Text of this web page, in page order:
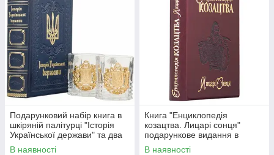
Подарунковий набір книга в
шкіряній палітурці "Історія
Української держави" та два
келихи з гербом України
В наявності
Книга "Енциклопедія
козацтва. Лицарі сонця"
подарункове видання в
шкіряній палітурці
В наявності